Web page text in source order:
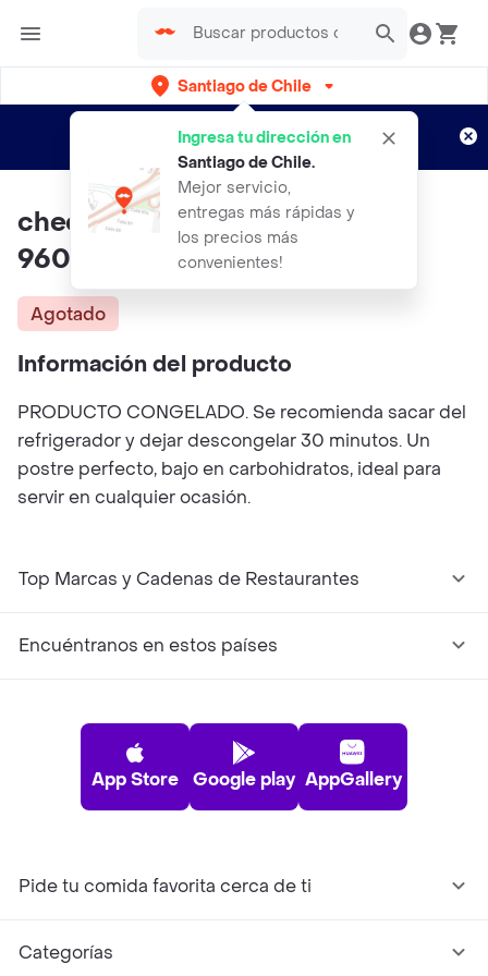
Santiago de Chile
Ingresa tu dirección en
Santiago de Chile.
Mejor servicio,
entregas más rápidas y
los precios más
convenientes!
envíos gratis por semanas
Aplican TyC
cheesecake De Maracuya Keto
960 Gr Marca Vitalyfoods
Agotado
Información del producto
PRODUCTO CONGELADO. Se recomienda sacar del
refrigerador y dejar descongelar 30 minutos. Un
postre perfecto, bajo en carbohidratos, ideal para
servir en cualquier ocasión.
Top Marcas y Cadenas de Restaurantes
Encuéntranos en estos países
App Store Google play AppGallery
Pide tu comida favorita cerca de ti
Categorías